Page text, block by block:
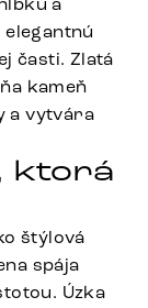
časti. Zlatá
kameň
a vytvára
ktorá
štýlová
spája
Úzka